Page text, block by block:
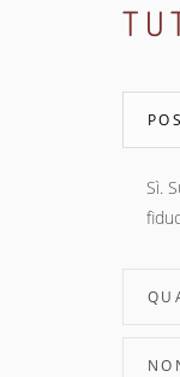
Sì.